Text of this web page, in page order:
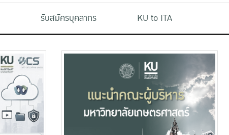
รับสมัครบุคลากร KU to ITA